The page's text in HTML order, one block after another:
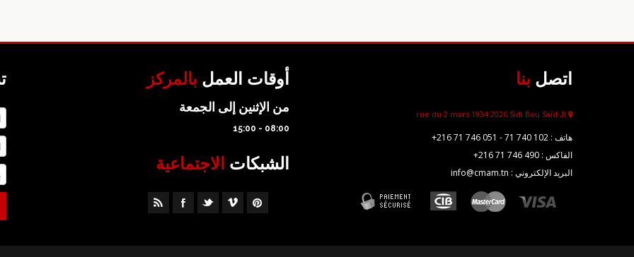
أوقات العمل بالمركز
من الإثنين إلى الجمعة
08:00 - 15:00
الشبكات الاجتماعية
اتصل بنا
هاتف : +216 71 746 051 - 71 740 102
الفاكس : +216 71 746 490
البريد الإلكتروني : info@cmam.tn